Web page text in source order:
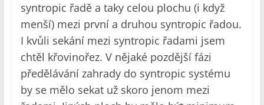
syntropic řadě a taky celou plochu (i když
menší) mezi první a druhou syntropic řadou.
I kvůli sekání mezi syntropic řadami jsem
chtěl křovinořez. V nějaké pozdější fázi
předělávání zahrady do syntropic systému
by se mělo sekat už skoro jenom mezi